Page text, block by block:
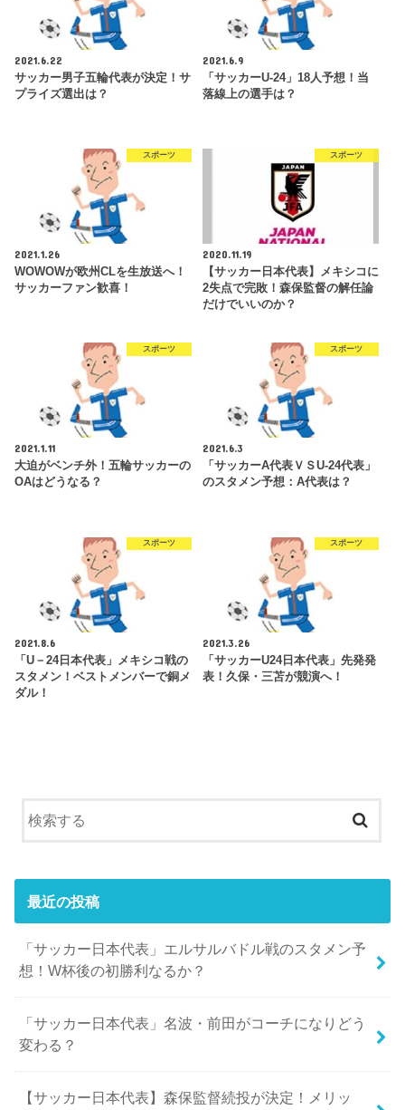
2021.6.22
サッカー男子五輪代表が決定！サ
プライズ選出は？
2021.6.9
「サッカーU-24」18人予想！当
落線上の選手は？
スポーツ
2021.1.26
WOWOWが欧州CLを生放送へ！
サッカーファン歓喜！
スポーツ
2020.11.19
【サッカー日本代表】メキシコに
2失点で完敗！森保監督の解任論
だけでいいのか？
スポーツ
2021.1.11
大迫がベンチ外！五輪サッカーの
OAはどうなる？
スポーツ
2021.6.3
「サッカーA代表ＶＳU-24代表」
のスタメン予想：A代表は？
スポーツ
2021.8.6
「U－24日本代表」メキシコ戦の
スタメン！ベストメンバーで銅メ
ダル！
スポーツ
2021.3.26
「サッカーU24日本代表」先発発
表！久保・三苫が競演へ！
最近の投稿
「サッカー日本代表」エルサルバドル戦のスタメン予
想！W杯後の初勝利なるか？
「サッカー日本代表」名波・前田がコーチになりどう
変わる？
【サッカー日本代表】森保監督続投が決定！メリッ